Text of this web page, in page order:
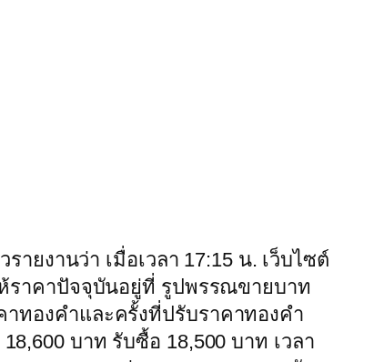
ายงานว่า เมื่อเวลา 17:15 น. เว็บไซต์
ราคาปัจจุบันอยู่ที่ รูปพรรณขายบาท
าทองคำและครั้งที่ปรับราคาทองคำ
บาท รับซื้อ 18,500 บาท เวลา